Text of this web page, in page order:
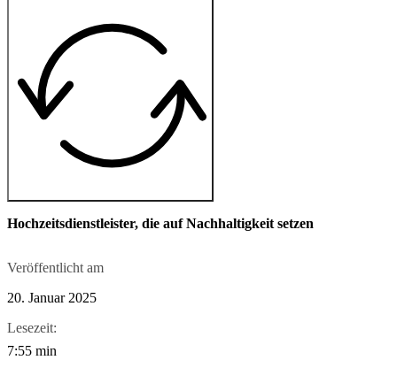
Hochzeitsdienstleister, die auf Nachhaltigkeit setzen
Veröffentlicht am
20. Januar 2025
Lesezeit:
7:55 min